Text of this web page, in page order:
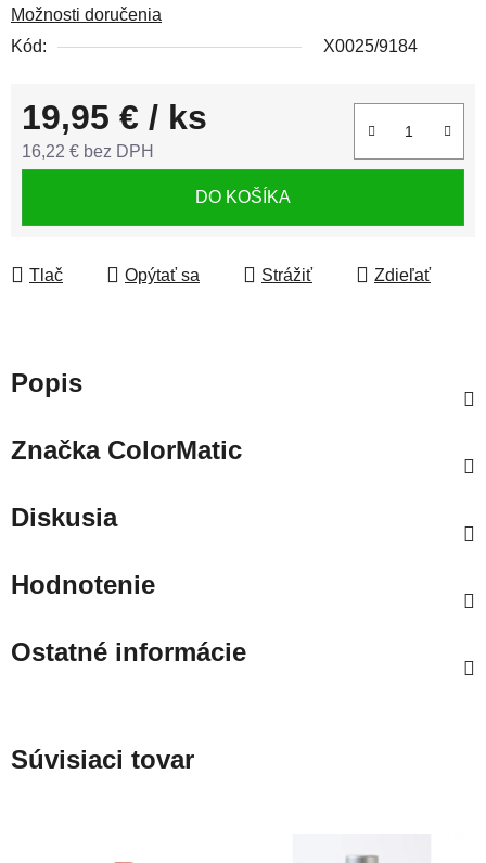
Možnosti doručenia
Kód:
X0025/9184
19,95 € / ks
16,22 € bez DPH
DO KOŠÍKA
Tlač Opýtať sa Strážiť Zdieľať
Popis
ZnačkaColorMatic
Diskusia
Hodnotenie
Ostatné informácie
Súvisiaci tovar